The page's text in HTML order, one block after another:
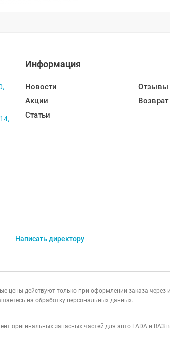
Информация
Новости
Акции
Статьи
Отзывы
Написать директору
действуют только при оформлении заказа через
на обработку персональных данных.
оригинальных запасных частей для авто LADA и